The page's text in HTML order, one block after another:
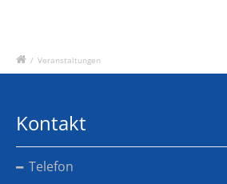
/ Veranstaltungen
Kontakt
Telefon